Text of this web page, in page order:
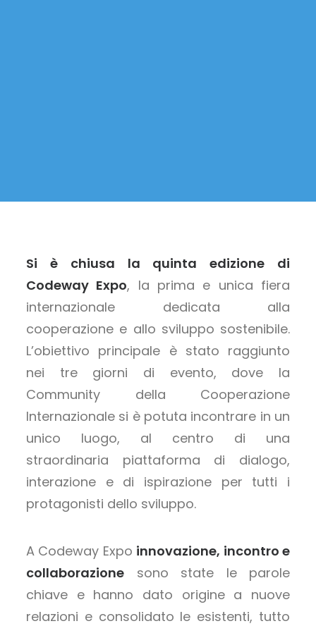
Si è chiusa la quinta edizione di
Codeway Expo, la prima e unica fiera
internazionale dedicata alla
cooperazione e allo sviluppo sostenibile.
L’obiettivo principale è stato raggiunto
nei tre giorni di evento, dove la
Community della Cooperazione
Internazionale si è potuta incontrare in un
unico luogo, al centro di una
straordinaria piattaforma di dialogo,
interazione e di ispirazione per tutti i
protagonisti dello sviluppo.
A Codeway Expo innovazione, incontro e
collaborazione sono state le parole
chiave e hanno dato origine a nuove
relazioni e consolidato le esistenti, tutto